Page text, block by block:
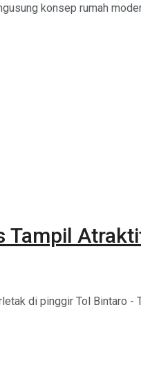
konsep rumah
Tampil
di pinggir Tol Bintaro